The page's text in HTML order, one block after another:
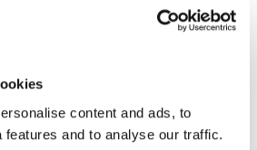
content and ads, to
features and to analyse our traffic.
suave, velas e aromas – e se
específicos voltados ao